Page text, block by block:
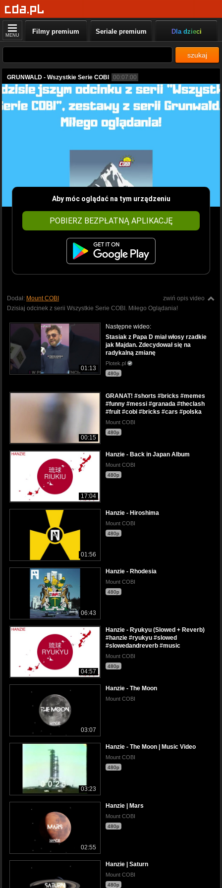
MENU Filmy premium Seriale premium Dla dzieci
szukaj
GRUNWALD - Wszystkie Serie COBI 00:07:00
Aby móc oglądać na tym urządzeniu
POBIERZ BEZPŁATNĄ APLIKACJĘ
zwiń opis video
Dodał: Mount COBI
Dzisiaj odcinek z serii Wszystkie Serie COBI. Miłego Oglądania!
01:13
Następne wideo:
Stasiak z Papa D miał włosy rzadkie
jak Majdan. Zdecydował się na
radykalną zmianę
Plotek.pl
480p
00:15
GRANAT! #shorts #bricks #memes
#funny #messi #granada #theclash
#fruit #cobi #bricks #cars #polska
Mount COBI
480p
17:04
Hanzie - Back in Japan Album
Mount COBI
480p
01:56
Hanzie - Hiroshima
Mount COBI
480p
06:43
Hanzie - Rhodesia
Mount COBI
480p
04:57
Hanzie - Ryukyu (Slowed + Reverb)
#hanzie #ryukyu #slowed
#slowedandreverb #music
Mount COBI
480p
03:07
Hanzie - The Moon
Mount COBI
03:23
Hanzie - The Moon | Music Video
Mount COBI
480p
02:55
Hanzie | Mars
Mount COBI
480p
Hanzie | Saturn
Mount COBI
480p